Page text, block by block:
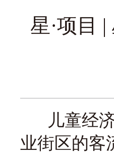
星·项目
儿童经济
业街区的客